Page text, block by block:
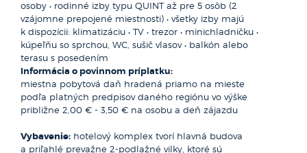
ponúkajú úchvatné výhľady a panoráma siaha až
od mestečka Castelsardo až po Isola Rossa. Neďaleké
Castelsardo - historické prístavné mestečko
s nezabudnuteľnou charizmou - sa roozprestiera a na
skalách pod majestátnym hradom rovnakého mena. Jeho
úzke uličky a stredoveké budovy vyžarujú historickú
atmosféru, ktorá očarí každého návštevníka. Medzi skvosty
Castelsarda patrí aj kostol Santa Maria delle Grazie
a katedrála San Antonio Abate, sú príkladmi miestnej
vynechať Museo dell‘Intreccio Mediterraneo, známe svojou
San Teodoro sa rozprestiera na severovýchode Sardínie, len
30 minút od Olbie. Z;malej rybárskej dedinky je v súčasnosti
obľúbená dovolenková destinácia preslávená krásnymi
plážami sbielym pieskom. Najznámejšou znich je viac ako
5 km dlhá La Cinta, z ktorej sa vám naskytne výhľad priamo
na ostrov Tavolara. Očarujúci biely piesok a tyrkysovo modré
more je neuveriteľnou pastvou pre oči. Krásu tejto oblasti
dotvárajú nielen duny z bieleho piesku a smaragdová farba
mora, ale aj nízka vegetácia a pínie tiahnúce sa pozdĺž
pláž vhodná pre všetky vekové kategórie. Neďaleko
osoby • rodinné izby typu QUINT až pre 5 osôb (2
vzájomne prepojené miestnosti) • všetky izby majú
k dispozícii: klimatizáciu • TV • trezor • minichladničku •
kúpeľňu so sprchou, WC, sušič vlasov • balkón alebo
terasu s posedením
Informácia o povinnom príplatku:
miestna pobytová daň hradená priamo na mieste
podľa platných predpisov daného regiónu vo výške
približne 2,00 € - 3,50 € na osobu a deň zájazdu
Vybavenie: hotelový komplex tvorí hlavná budova
a priľahlé prevažne 2-podlažné vilky, ktoré sú